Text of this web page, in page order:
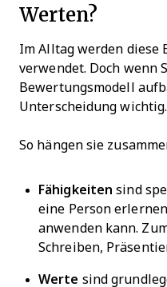
Werten?
Im Alltag werden diese
verwendet. Doch wenn
Bewertungsmodell
Unterscheidung wichtig.
So hängen sie
Fähigkeiten sind
eine Person
anwenden kann.
Schreiben,
Werte sind